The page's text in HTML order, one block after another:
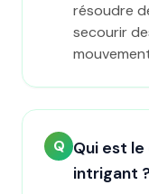
résoudre
secourir
Q Qui est
intrigant